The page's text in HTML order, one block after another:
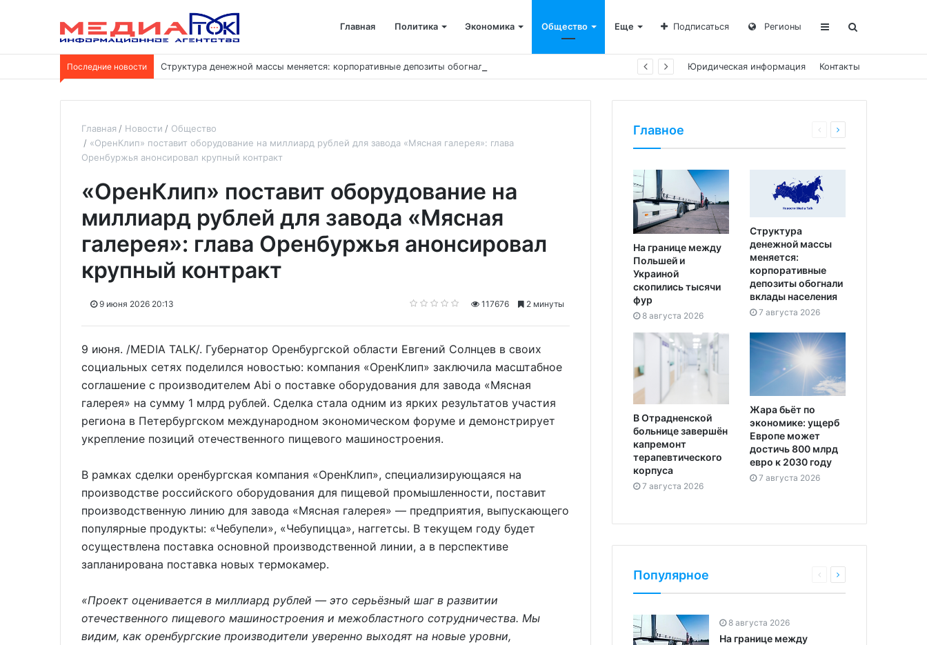
Главная Политика Экономика Общество Еще Подписаться Регионы
Последние новости Структура денежной массы меняется: корпоративные депозиты обогнали вклады населения Юридическая информация Контакты
Главная Новости
Общество
«ОренКлип» поставит оборудование на миллиард рублей для завода «Мясная галерея»: глава
Оренбуржья анонсировал крупный контракт
«ОренКлип» поставит оборудование на
миллиард рублей для завода «Мясная
галерея»: глава Оренбуржья анонсировал
крупный контракт
9 июня 2026 20:13 117676 2 минуты
9 июня. /MEDIA TALK/. Губернатор Оренбургской области Евгений Солнцев в своих
социальных сетях поделился новостью: компания «ОренКлип» заключила масштабное
соглашение с производителем Abi о поставке оборудования для завода «Мясная
галерея» на сумму 1 млрд рублей. Сделка стала одним из ярких результатов участия
региона в Петербургском международном экономическом форуме и демонстрирует
укрепление позиций отечественного пищевого машиностроения.
В рамках сделки оренбургская компания «ОренКлип», специализирующаяся на
производстве российского оборудования для пищевой промышленности, поставит
производственную линию для завода «Мясная галерея» — предприятия, выпускающего
популярные продукты: «Чебупели», «Чебупицца», наггетсы. В текущем году будет
осуществлена поставка основной производственной линии, а в перспективе
запланирована поставка новых термокамер.
«Проект оценивается в миллиард рублей — это серьёзный шаг в развитии
отечественного пищевого машиностроения и межобластного сотрудничества. Мы
видим, как оренбургские производители уверенно выходят на новые уровни,
Главное
На границе между
Польшей и
Украиной
скопились тысячи
фур
8 августа 2026
Структура
денежной массы
меняется:
корпоративные
депозиты обогнали
вклады населения
7 августа 2026
В Отрадненской
больнице завершён
капремонт
терапевтического
корпуса
7 августа 2026
Жара бьёт по
экономике: ущерб
Европе может
достичь 800 млрд
евро к 2030 году
7 августа 2026
Популярное
8 августа 2026
На границе между